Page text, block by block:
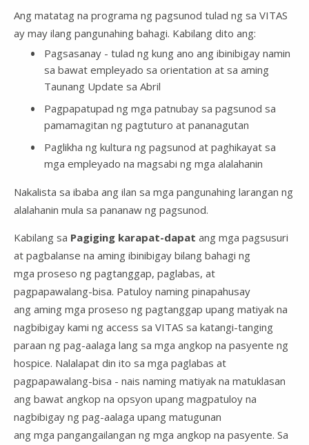
Ang matatag na programa ng pagsunod tulad ng sa VITAS
ay may ilang pangunahing bahagi. Kabilang dito ang:
Pagsasanay - tulad ng kung ano ang ibinibigay namin
sa bawat empleyado sa orientation at sa aming
Taunang Update sa Abril
Pagpapatupad ng mga patnubay sa pagsunod sa
pamamagitan ng pagtuturo at pananagutan
Paglikha ng kultura ng pagsunod at paghikayat sa
mga empleyado na magsabi ng mga alalahanin
Nakalista sa ibaba ang ilan sa mga pangunahing larangan ng
alalahanin mula sa pananaw ng pagsunod.
Kabilang sa Pagiging karapat-dapat ang mga pagsusuri
at pagbalanse na aming ibinibigay bilang bahagi ng
mga proseso ng pagtanggap, paglabas, at
pagpapawalang-bisa. Patuloy naming pinapahusay
ang aming mga proseso ng pagtanggap upang matiyak na
nagbibigay kami ng access sa VITAS sa katangi-tanging
paraan ng pag-aalaga lang sa mga angkop na pasyente ng
hospice. Nalalapat din ito sa mga paglabas at
pagpapawalang-bisa - nais naming matiyak na matuklasan
ang bawat angkop na opsyon upang magpatuloy na
nagbibigay ng pag-aalaga upang matugunan
ang mga pangangailangan ng mga angkop na pasyente. Sa